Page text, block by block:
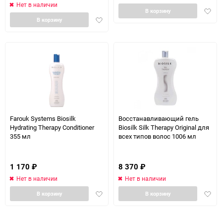
Нет в наличии
Добавить
В корзину
В корзину
Farouk Systems Biosilk
Hydrating Therapy Conditioner
355 мл
1 170 ₽
Нет в наличии
Добавить
В корзину
Восстанавливающий гель
Biosilk Silk Therapy Original для
всех типов волос 1006 мл
8 370 ₽
Нет в наличии
В корзину